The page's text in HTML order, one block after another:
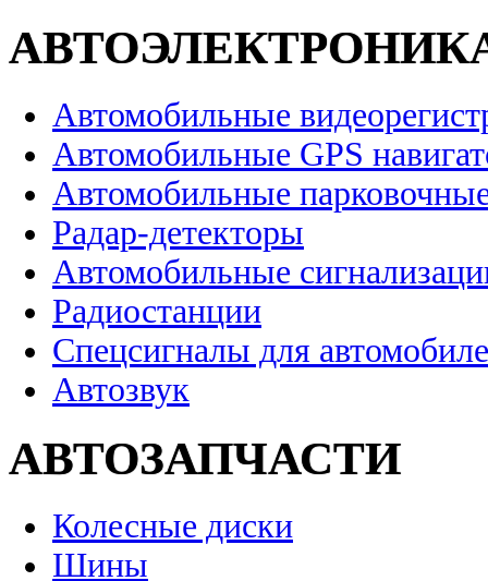
Автомобильные
Автомобильные GPS
Автомобильные
Радар-детекторы
Автомобильные
Радиостанции
Спецсигналы для
Автозвук
АВТОЗАПЧАСТИ
Колесные диски
Шины